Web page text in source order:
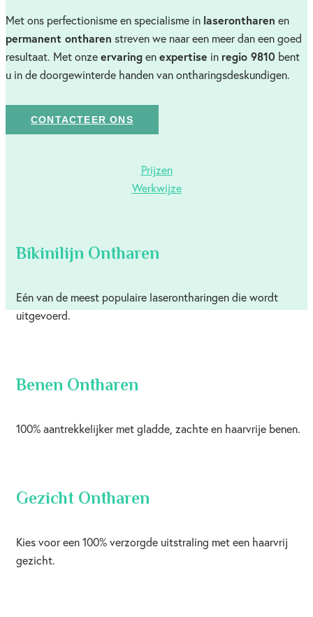
Met ons perfectionisme en specialisme in laserontharen en
permanent ontharen streven we naar een meer dan een goed
resultaat. Met onze ervaring en expertise in regio 9810 bent
u in de doorgewinterde handen van ontharingsdeskundigen.
CONTACTEER ONS
Prijzen
Werkwijze
Bikinilijn Ontharen
Eén van de meest populaire laserontharingen die wordt
uitgevoerd.
Benen Ontharen
100% aantrekkelijker met gladde, zachte en haarvrije benen.
Gezicht Ontharen
Kies voor een 100% verzorgde uitstraling met een haarvrij
gezicht.